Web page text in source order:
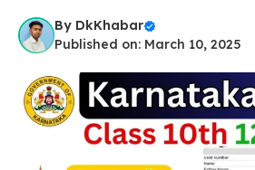
By DkKhabar
Published on: March 10, 2025